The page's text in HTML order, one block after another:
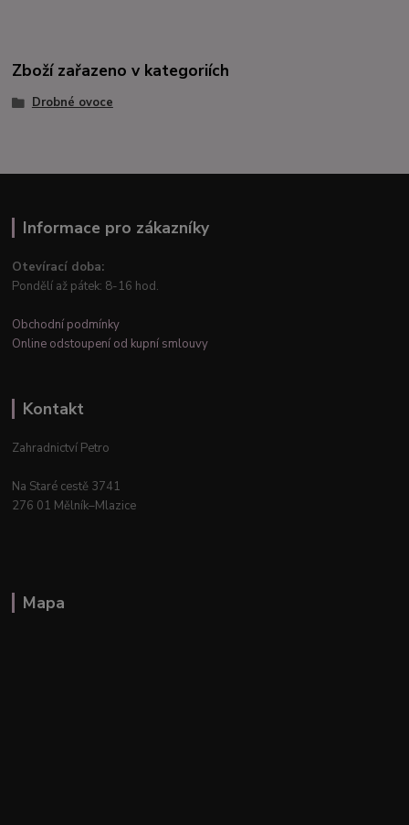
Zboží zařazeno v kategoriích
Drobné ovoce
Informace pro zákazníky
Otevírací doba:
Pondělí až pátek: 8-16 hod.
Obchodní podmínky
Online odstoupení od kupní smlouvy
Kontakt
Zahradnictví Petro
Na Staré cestě 3741
276 01 Mělník–Mlazice
Mapa